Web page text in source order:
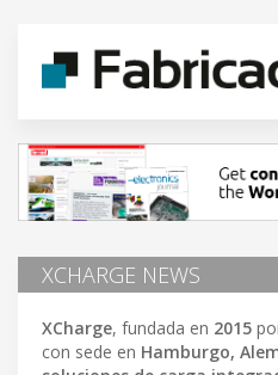
XCHARGE NEWS
XCharge, fundada en 2015
con sede en Hamburgo,